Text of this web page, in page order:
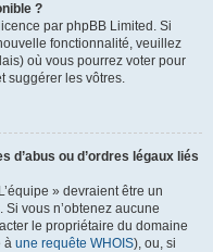
?
par phpBB Limited. Si
fonctionnalité, veuillez
où vous pourrez voter pour
suggérer les vôtres.
d’abus ou d’ordres légaux liés
» devraient être un
vous n’obtenez aucune
le propriétaire du domaine
à une requête WHOIS), ou, si